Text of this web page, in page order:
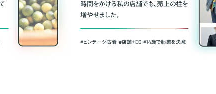
時間をかける私の店舗でも、売上の柱を
増やせました。
#ビンテージ古着 ＃店舗＋EC #14歳で起業を決意